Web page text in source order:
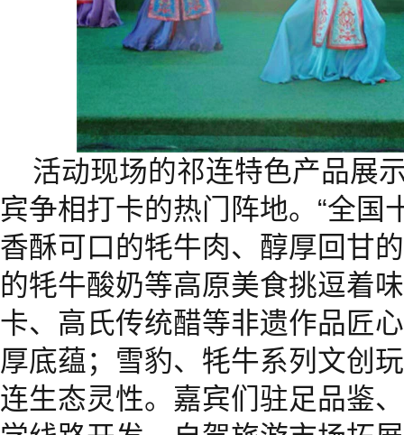
活动现场的祁连特色产品展
宾争相打卡的热门阵地。“全国
香酥可口的牦牛肉、醇厚回甘
的牦牛酸奶等高原美食挑逗着
卡、高氏传统醋等非遗作品匠
厚底蕴；雪豹、牦牛系列文创
连生态灵性。嘉宾们驻足品鉴